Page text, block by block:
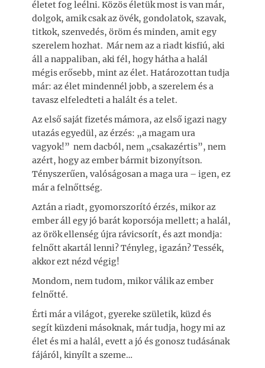
életet fog leélni. Közös életük most is van már,
dolgok, amik csak az övék, gondolatok, szavak,
titkok, szenvedés, öröm és minden, amit egy
szerelem hozhat. Már nem az a riadt kisfiú, aki
áll a nappaliban, aki fél, hogy hátha a halál
mégis erősebb, mint az élet. Határozottan tudja
már: az élet mindennél jobb, a szerelem és a
tavasz elfeledteti a halált és a telet.
Az első saját fizetés mámora, az első igazi nagy
utazás egyedül, az érzés: „a magam ura
vagyok!” nem dacból, nem „csakazértis”, nem
azért, hogy az ember bármit bizonyítson.
Tényszerűen, valóságosan a maga ura – igen, ez
már a felnőttség.
Aztán a riadt, gyomorszorító érzés, mikor az
ember áll egy jó barát koporsója mellett; a halál,
az örök ellenség újra rávicsorít, és azt mondja:
felnőtt akartál lenni? Tényleg, igazán? Tessék,
akkor ezt nézd végig!
Mondom, nem tudom, mikor válik az ember
felnőtté.
Érti már a világot, gyereke születik, küzd és
segít küzdeni másoknak, már tudja, hogy mi az
élet és mi a halál, evett a jó és gonosz tudásának
fájáról, kinyílt a szeme…